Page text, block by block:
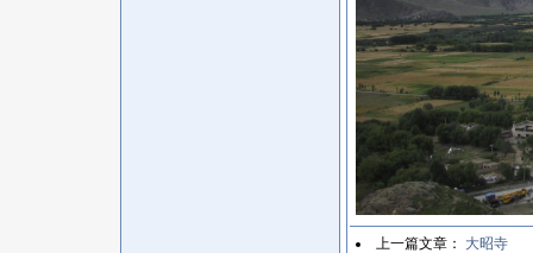
上一篇文章： 大昭寺